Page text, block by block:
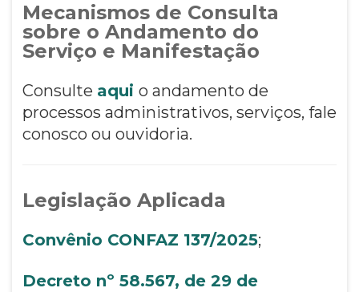
Mecanismos de Consulta
sobre o Andamento do
Serviço e Manifestação
Consulte aqui o andamento de
processos administrativos, serviços, fale
conosco ou ouvidoria.
Legislação Aplicada
Convênio CONFAZ 137/2025;
Decreto nº 58.567, de 29 de